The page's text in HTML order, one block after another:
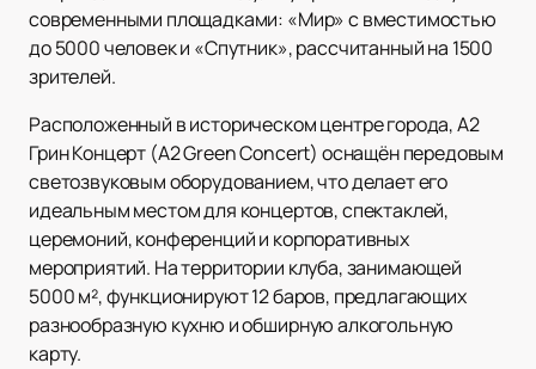
современными площадками: «Мир» с вместимостью
до 5000 человек и «Спутник», рассчитанный на 1500
зрителей.
Расположенный в историческом центре города, А2
Грин Концерт (A2 Green Concert) оснащён передовым
светозвуковым оборудованием, что делает его
идеальным местом для концертов, спектаклей,
церемоний, конференций и корпоративных
мероприятий. На территории клуба, занимающей
5000 м², функционируют 12 баров, предлагающих
разнообразную кухню и обширную алкогольную
карту.